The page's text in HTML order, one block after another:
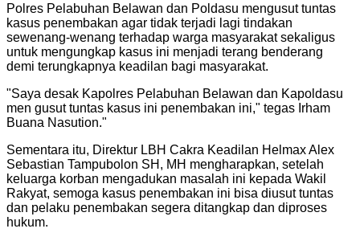
Polres Pelabuhan Belawan dan Poldasu mengusut tuntas
kasus penembakan agar tidak terjadi lagi tindakan
sewenang-wenang terhadap warga masyarakat sekaligus
untuk mengungkap kasus ini menjadi terang benderang
demi terungkapnya keadilan bagi masyarakat.
"Saya desak Kapolres Pelabuhan Belawan dan Kapoldasu
men gusut tuntas kasus ini penembakan ini," tegas Irham
Buana Nasution."
Sementara itu, Direktur LBH Cakra Keadilan Helmax Alex
Sebastian Tampubolon SH, MH mengharapkan, setelah
keluarga korban mengadukan masalah ini kepada Wakil
Rakyat, semoga kasus penembakan ini bisa diusut tuntas
dan pelaku penembakan segera ditangkap dan diproses
hukum.